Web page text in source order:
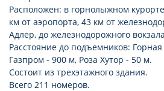
Расположен: в горнолыжном
км от аэропорта, 43 км от
Адлер, до железнодорожного
Расстояние до подъемников:
Газпром - 900 м, Роза Хутор - 50 м.
Состоит из трехэтажного здания.
Всего 211 номеров.